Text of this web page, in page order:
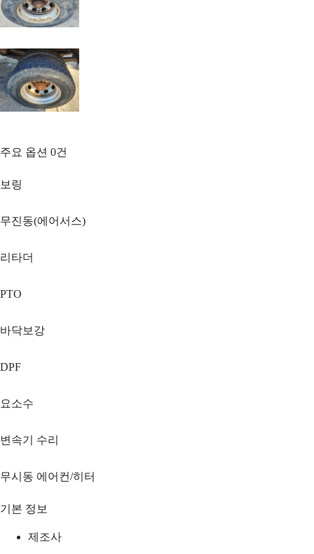
주요 옵션 0건
보링
무진동(에어서스)
리타더
PTO
바닥보강
DPF
요소수
변속기 수리
무시동 에어컨/히터
기본 정보
제조사